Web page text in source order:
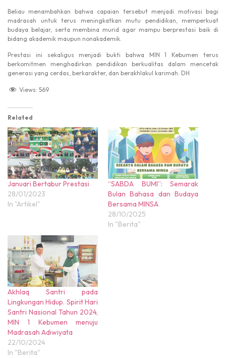
Beliau menambahkan bahwa capaian tersebut menjadi motivasi bagi
madrasah untuk terus meningkatkan mutu pendidikan, memperkuat
budaya belajar, serta membina murid agar mampu berprestasi baik di
bidang akademik maupun nonakademik.
Prestasi ini sekaligus menjadi bukti bahwa MIN 1 Kebumen terus
berkomitmen menghadirkan pendidikan berkualitas dalam mencetak
generasi yang cerdas, berkarakter, dan berakhlakul karimah. DH
Views: 569
Related
Januari Bertabur Prestasi
28/01/2023
In "Artikel"
“SABDA BUMI”: Semarak
Bulan Bahasa dan Budaya
Bersama MINSA
28/10/2025
In "Berita"
Akhlaq Santri pada
Lingkungan Hidup. Spirit Hari
Santri Nasional Tahun 2024,
MIN 1 Kebumen menuju
Madrasah Adiwiyata
22/10/2024
In "Berita"